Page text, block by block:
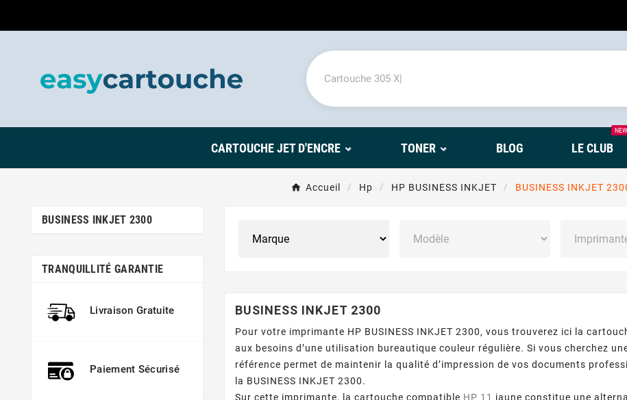
CARTOUCHE JET D'ENCRE TONER BLOG LE CLUB
NEW
Accueil Hp HP BUSINESS INKJET BUSINESS INKJET
BUSINESS INKJET 2300
TRANQUILLITÉ GARANTIE
Livraison Gratuite
Paiement Sécurisé
BUSINESS INKJET 2300
Pour votre imprimante HP BUSINESS INKJET 2300, vous trouverez ici la
aux besoins d’une utilisation bureautique couleur régulière. Si vous cherchez
référence permet de maintenir la qualité d’impression de vos documents
la BUSINESS INKJET 2300.
Sur cette imprimante, la cartouche compatible HP 11 jaune constitue une